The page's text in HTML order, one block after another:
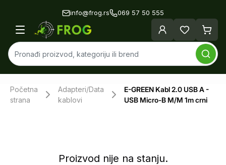
info@frog.rs 069 57 50 555
Početna
strana
Adapteri/Data
kablovi
E-GREEN Kabl 2.0 USB A -
USB Micro-B M/M 1m crni
Proizvod nije na stanju.